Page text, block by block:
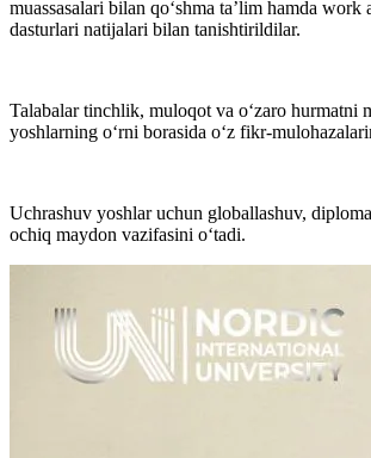
muassasalari bilan qo‘shma taʼlim hamda work
dasturlari natijalari bilan tanishtirildilar.
Talabalar tinchlik, muloqot va o‘zaro hurmatni
yoshlarning o‘rni borasida o‘z fikr-
Uchrashuv yoshlar uchun globallashuv,
ochiq maydon vazifasini o‘tadi.